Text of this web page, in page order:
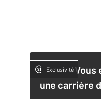
Vous
une carrière
Exclusivité